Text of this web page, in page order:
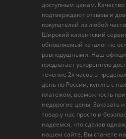
доступным ценам. Качество
подтверждают отзывы и
покупателей из любой
Широкий клиентский
обновляемый каталог не
равнодушными. Наш
предлагает ускоренную
течение 2х часов в
день по России, купить с
платежом, возможность
недорогие цены. Заказать
товар у нас просто и
надеемся, что сделав
нашем сайте, Вы станете